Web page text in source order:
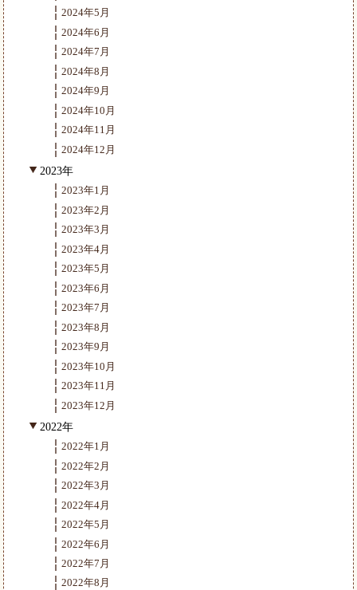
2024年5月
2024年6月
2024年7月
2024年8月
2024年9月
2024年10月
2024年11月
2024年12月
2023年
2023年1月
2023年2月
2023年3月
2023年4月
2023年5月
2023年6月
2023年7月
2023年8月
2023年9月
2023年10月
2023年11月
2023年12月
2022年
2022年1月
2022年2月
2022年3月
2022年4月
2022年5月
2022年6月
2022年7月
2022年8月